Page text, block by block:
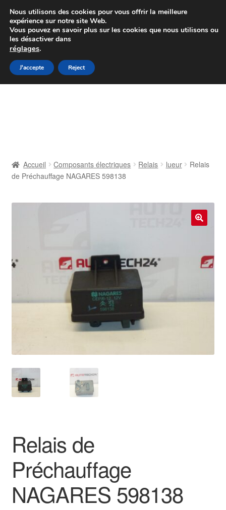
Colissimo livraison à partir de 7 EUR
Du lundi au vendredi de 9 h à 16 h
Aller
à
Aller
au
Contact
Livraison
Mon compte
Politique de confidentialité
Procédure de Réclamation
Accueil Composants électriques Relais lueur
Relais
de Préchauffage NAGARES 598138
Relais de
Préchauffage
NAGARES 598138
Nous utilisons des cookies pour vous offrir la meilleure
expérience sur notre site Web.
Vous pouvez en savoir plus sur les cookies que nous utilisons ou
les désactiver dans
réglages.
J'accepte Reject